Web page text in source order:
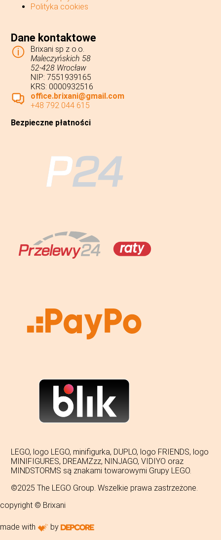
Polityka cookies
Dane kontaktowe
Brixani sp z o.o.
Maleczyńskich 58
52-428 Wrocław
NIP: 7551939165
KRS: 0000932516
office.brixani@gmail.com
+48 792 044 615
Bezpieczne płatności
LEGO, logo LEGO, minifigurka, DUPLO, logo FRIENDS, logo
MINIFIGURES, DREAMZzz, NINJAGO, VIDIYO oraz
MINDSTORMS są znakami towarowymi Grupy LEGO.
©2025 The LEGO Group. Wszelkie prawa zastrzeżone.
copyright © Brixani
made with by